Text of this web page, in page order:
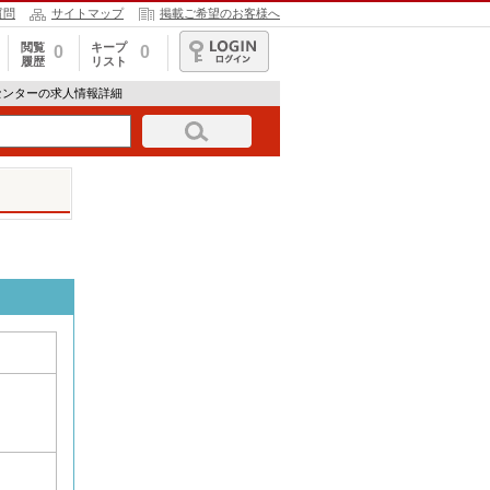
問 サイトマップ 掲載ご希望のお客様へ
閲覧
履歴
0
キープ
リスト
0
ログイン
ターの求人情報詳細